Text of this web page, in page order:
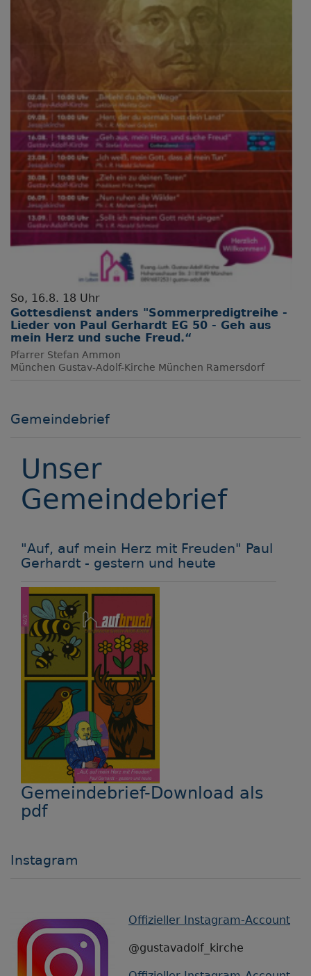
So, 16.8. 18 Uhr
Gottesdienst anders "Sommerpredigtreihe -
Lieder von Paul Gerhardt EG 50 - Geh aus
mein Herz und suche Freud.“
Pfarrer Stefan Ammon
München Gustav-Adolf-Kirche München Ramersdorf
Gemeindebrief
Unser
Gemeindebrief
"Auf, auf mein Herz mit Freuden" Paul
Gerhardt - gestern und heute
Gemeindebrief-Download als
pdf
Instagram
Offizieller Instagram-Account
@gustavadolf_kirche